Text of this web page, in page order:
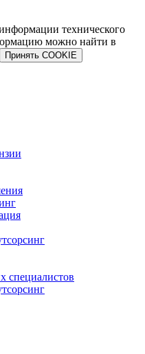
технического
можно найти в
Принять COOKIE
специалистов